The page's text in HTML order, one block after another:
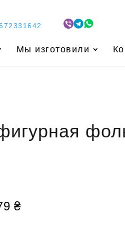
Мы изготовили
₴